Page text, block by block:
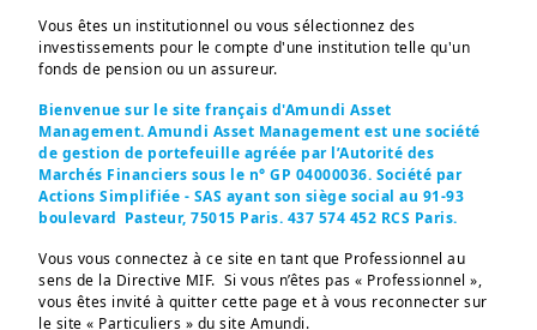
vérifier leur adéquation avec sa vision
fondamentale et/ou leur intégration
dans une allocation diversifiée peut
fournir une carte instantanée utile des
risques. Cependant, utiliser les
expositions des CTAs comme outil de
décision d'allocation a rarement été une
méthode fiable – à moins que la
transparence totale des positions ne
Afficher plus
Vous êtes un institutionnel ou vous sélectionnez des
investissements pour le compte d'une institution telle qu'un
fonds de pension ou un assureur.
Bienvenue sur le site français d'Amundi Asset
Management. Amundi Asset Management est une société
de gestion de portefeuille agréée par l’Autorité des
Marchés Financiers sous le n° GP 04000036. Société par
Actions Simplifiée - SAS ayant son siège social au 91-93
boulevard Pasteur, 75015 Paris. 437 574 452 RCS Paris.
Vous vous connectez à ce site en tant que Professionnel au
sens de la Directive MIF. Si vous n’êtes pas « Professionnel »,
vous êtes invité à quitter cette page et à vous reconnecter sur
le site « Particuliers » du site Amundi.
Ces informations sont destinées exclusivement aux